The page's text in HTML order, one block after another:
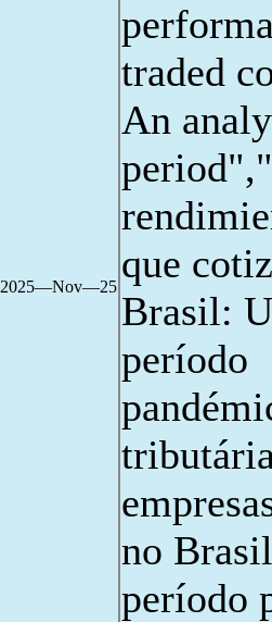
2025―Nov―25
traded
An
que
Brasil:
período
no
período